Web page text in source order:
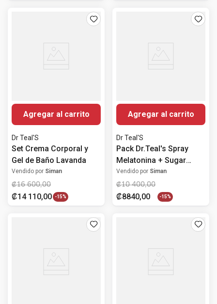
Agregar al carrito
Dr Teal'S
Set Crema Corporal y
Gel de Baño Lavanda
Vendido por Siman
₡16 600,00
₡14 110,00 -15%
Agregar al carrito
Dr Teal'S
Pack Dr.Teal's Spray
Melatonina + Sugar
Scrub Rosas
Vendido por Siman
₡10 400,00
₡8840,00 -15%